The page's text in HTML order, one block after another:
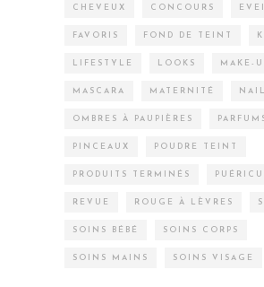
CHEVEUX CONCOURS
FAVORIS FOND DE TEINT
LIFESTYLE LOOKS MAKE-
MASCARA MATERNITÉ
OMBRES À PAUPIÈRES
PINCEAUX POUDRE TEINT
PRODUITS TERMINÉS
REVUE ROUGE À LÈVRES
SOINS BÉBÉ SOINS CORPS
SOINS MAINS SOINS VISAGE